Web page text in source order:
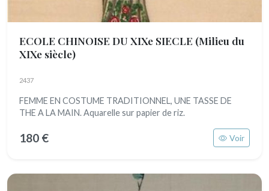
ECOLE CHINOISE DU XIXe SIECLE (Milieu du
XIXe siècle)
2437
FEMME EN COSTUME TRADITIONNEL, UNE TASSE DE
THE A LA MAIN. Aquarelle sur papier de riz.
180 € Voir